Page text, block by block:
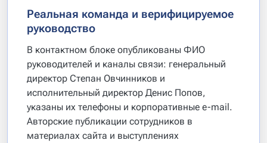
Реальная команда и верифицируемое
руководство
В контактном блоке опубликованы ФИО
руководителей и каналы связи: генеральный
директор Степан Овчинников и
исполнительный директор Денис Попов,
указаны их телефоны и корпоративные e-mail.
Авторские публикации сотрудников в
материалах сайта и выступлениях